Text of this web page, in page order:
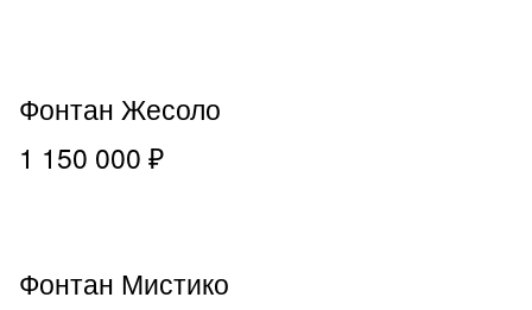
Фонтан Жесоло
1 150 000 ₽
Фонтан Мистико